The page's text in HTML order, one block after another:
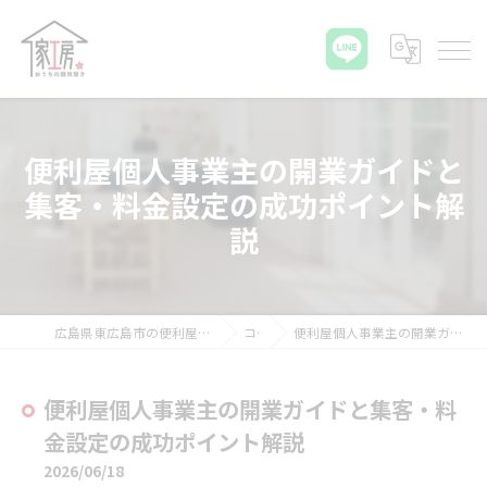
便利屋個人事業主の開業ガイドと
集客・料金設定の成功ポイント解
説
広島県東広島市の便利屋ならおうちの御用聞き家工房 八本松店 コラム 便利屋個人事業主の開業ガイドと集客・料金設定の成功ポイント解説
便利屋個人事業主の開業ガイドと集客・料
金設定の成功ポイント解説
2026/06/18